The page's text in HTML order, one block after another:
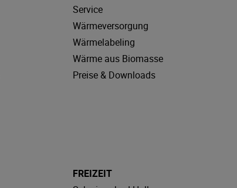
Service
Wärmeversorgung
Wärmelabeling
Wärme aus Biomasse
Preise & Downloads
FREIZEIT